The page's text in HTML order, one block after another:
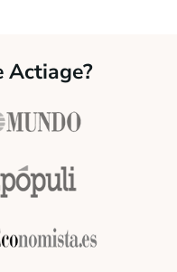
Actiage?